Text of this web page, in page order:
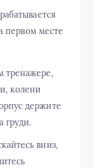
первом месте
тренажере,
колени
держите
груди.
вниз,